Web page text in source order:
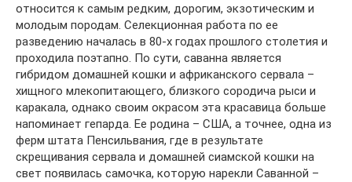
относится к самым редким, дорогим, экзотическим и
молодым породам. Селекционная работа по ее
разведению началась в 80-х годах прошлого столетия и
проходила поэтапно. По сути, саванна является
гибридом домашней кошки и африканского сервала –
хищного млекопитающего, близкого сородича рыси и
каракала, однако своим окрасом эта красавица больше
напоминает гепарда. Ее родина – США, а точнее, одна из
ферм штата Пенсильвания, где в результате
скрещивания сервала и домашней сиамской кошки на
свет появилась самочка, которую нарекли Саванной –